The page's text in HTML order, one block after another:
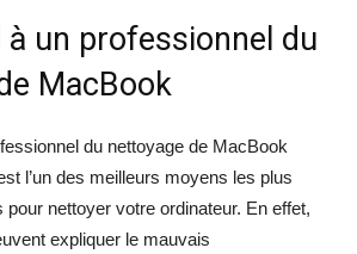
à un professionnel du
MacBook
du nettoyage de MacBook
l’un des meilleurs moyens les plus
nettoyer votre ordinateur. En effet,
expliquer le mauvais